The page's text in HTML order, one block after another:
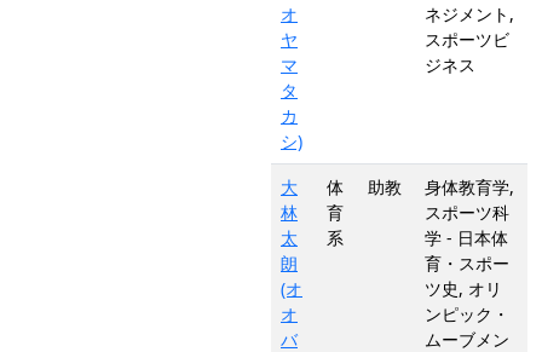
オ
ヤ
マ
タ
カ
シ)
ネジメント,
スポーツビ
ジネス
大
林
太
朗
(オ
オ
バ
体
育
系
助教
身体教育学,
スポーツ科
学 - 日本体
育・スポー
ツ史, オリ
ンピック・
ムーブメン